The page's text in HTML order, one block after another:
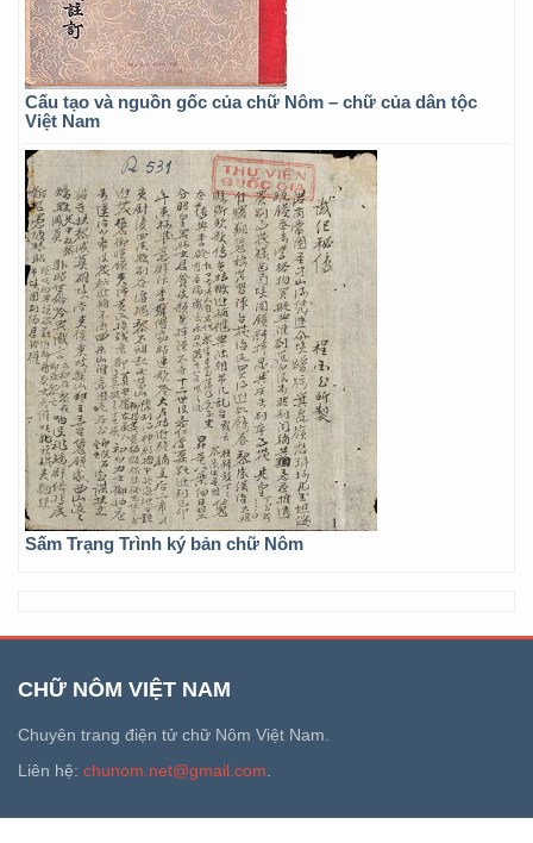
Cấu tạo và nguồn gốc của chữ Nôm – chữ của dân tộc
Việt Nam
Sấm Trạng Trình ký bản chữ Nôm
CHỮ NÔM VIỆT NAM
Chuyên trang điện tử chữ Nôm Việt Nam.
Liên hệ: chunom.net@gmail.com